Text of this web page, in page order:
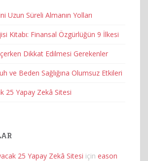
Uzun Süreli Almanın Yolları
Kitabı: Finansal Özgürlüğün 9 İlkesi
Dikkat Edilmesi Gerekenler
ve Beden Sağlığına Olumsuz Etkileri
25 Yapay Zekâ Sitesi
25 Yapay Zekâ Sitesi için eason